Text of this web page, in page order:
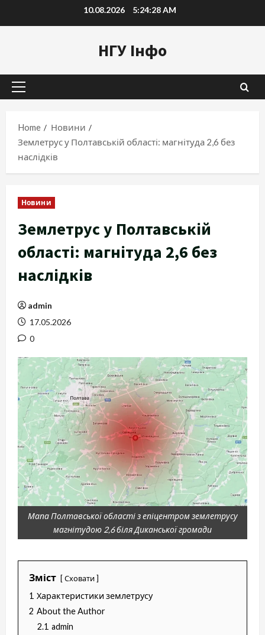
to
10.08.2026 5:24:29 AM
НГУ Інфо
Primary
Home
Новини
Землетрус у Полтавській області: магнітуда 2,6 без
наслідків
Новини
Землетрус у Полтавській
області: магнітуда 2,6 без
наслідків
admin
17.05.2026
0
Мапа Полтавської області з епіцентром землетрусу
магнітудою 2,6 біля Диканської громади
Зміст Сховати
1 Характеристики землетрусу
2 About the Author
2.1 admin